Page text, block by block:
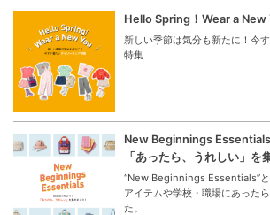
Hello Spring！Wear a New
新しい季節は気分も新たに！今
特集
New Beginnings
「あったら、うれしい」を
“New Beginnings Essentials”
アイテムや学校・職場にあった
た。